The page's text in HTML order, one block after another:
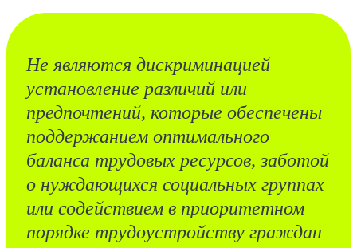
Не являются дискриминацией
установление различий или
предпочтений, которые обеспечены
поддержанием оптимального
баланса трудовых ресурсов, заботой
о нуждающихся социальных группах
или содействием в приоритетном
порядке трудоустройству граждан